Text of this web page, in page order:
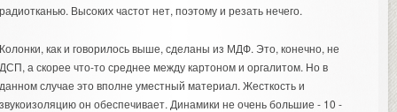
Высоких частот нет, поэтому и резать нечего.
как и говорилось выше, сделаны из МДФ. Это, конечно, не
а скорее что-то среднее между картоном и оргалитом. Но в
случае это вполне уместный материал. Жесткость и
он обеспечивает. Динамики не очень большие - 10 -